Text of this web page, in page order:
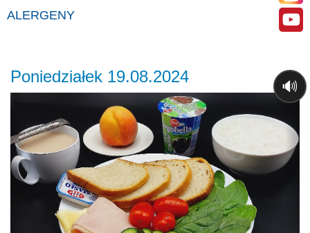
ALERGENY
Poniedziałek 19.08.2024
🔊